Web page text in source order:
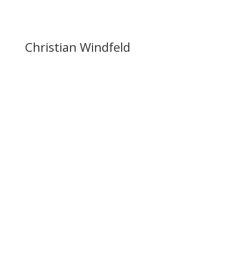
Christian Windfeld